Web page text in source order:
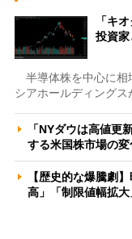
「キ
投資
半導体株を中心に相
シアホールディング
「NYダウは高値更
する米国株市場の
【歴史的な爆騰劇
高」「制限値幅拡